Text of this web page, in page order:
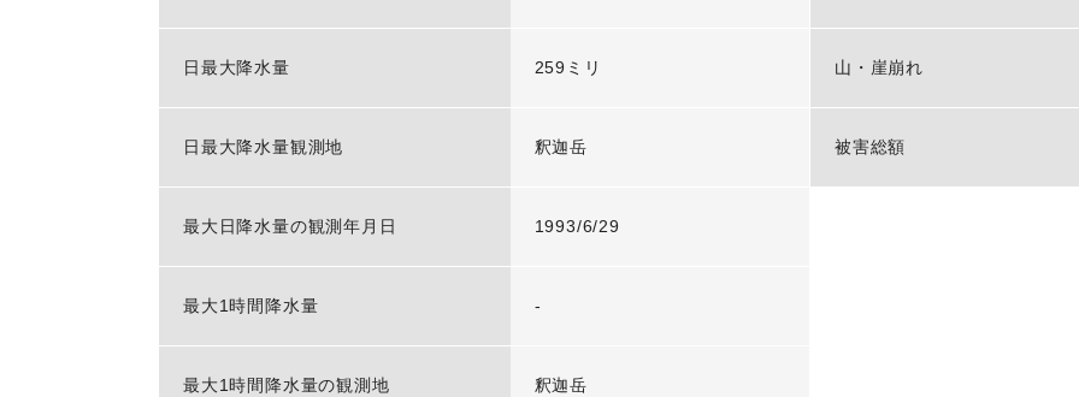
日最大降水量 259ミリ
日最大降水量観測地 釈迦岳
最大日降水量の観測年月日 1993/6/29
最大1時間降水量 -
最大1時間降水量の観測地 釈迦岳
山・崖崩れ
被害総額